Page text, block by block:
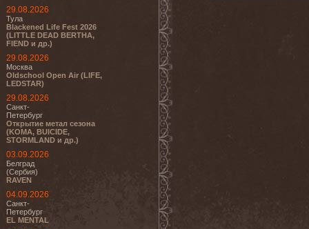
29.08.2026
Тула
Blackened Life Fest 2026
(LITTLE DEAD BERTHA,
FIEND и др.)
29.08.2026
Москва
Oldschool Open Air (LIFE,
LEDSTAR)
29.08.2026
Санкт-
Петербург
Открытие метал сезона
(KOMA, BUICIDE,
STORMLAND и др.)
03.09.2026
Белград
(Сербия)
RAVEN
04.09.2026
Санкт-
Петербург
EL MENTAL